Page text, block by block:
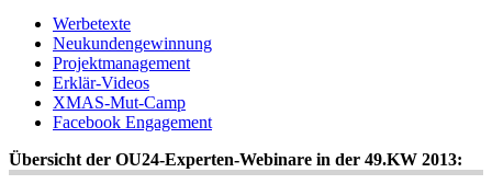
Werbetexte
Neukundengewinnung
Projektmanagement
Erklär-Videos
XMAS-Mut-Camp
Facebook Engagement
Übersicht der OU24-Experten-Webinare in der 49.KW 2013: